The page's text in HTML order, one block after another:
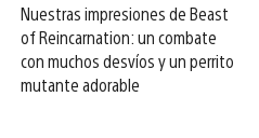
Nuestras impresiones de Beast
of Reincarnation: un combate
con muchos desvíos y un perrito
mutante adorable